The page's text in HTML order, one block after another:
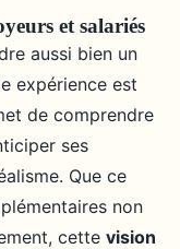
et salariés
aussi bien un
expérience est
de comprendre
ses
Que ce
non
cette vision